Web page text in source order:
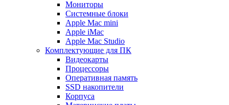
Мониторы
Системные блоки
Apple Mac mini
Apple iMac
Apple Mac Studio
Комплектующие для ПК
Видеокарты
Процессоры
Оперативная память
SSD накопители
Корпуса